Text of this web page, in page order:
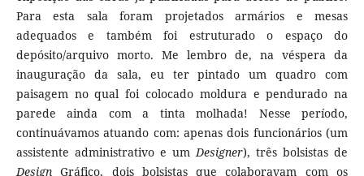
Para esta sala foram projetados armários e mesas
adequados e também foi estruturado o espaço do
depósito/arquivo morto. Me lembro de, na véspera da
inauguração da sala, eu ter pintado um quadro com
paisagem no qual foi colocado moldura e pendurado na
parede ainda com a tinta molhada! Nesse período,
continuávamos atuando com: apenas dois funcionários (um
assistente administrativo e umDesigner), três bolsistas de
DesignGráfico, dois bolsistas que colaboravam com os